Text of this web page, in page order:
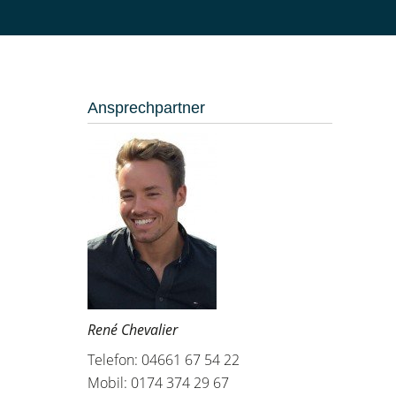
Ansprechpartner
René Chevalier
Telefon: 04661 67 54 22
Mobil: 0174 374 29 67